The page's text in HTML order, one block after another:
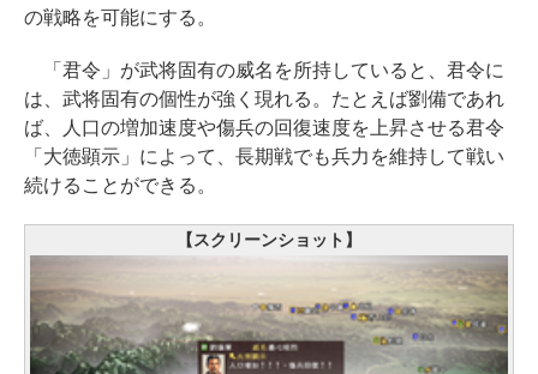
の戦略を可能にする。
「君令」が武将固有の威名を所持していると、君令に
は、武将固有の個性が強く現れる。たとえば劉備であれ
ば、人口の増加速度や傷兵の回復速度を上昇させる君令
「大徳顕示」によって、長期戦でも兵力を維持して戦い
続けることができる。
【スクリーンショット】